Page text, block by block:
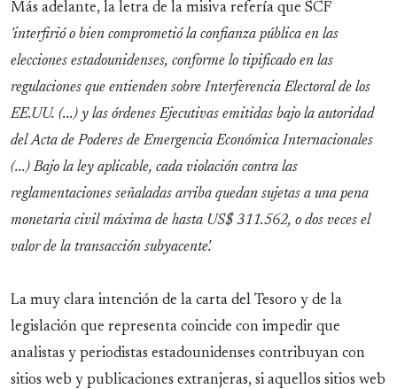
Más adelante, la letra de la misiva refería que SCF
'interfirió o bien comprometió la confianza pública en las
elecciones estadounidenses, conforme lo tipificado en las
regulaciones que entienden sobre Interferencia Electoral de los
EE.UU. (...) y las órdenes Ejecutivas emitidas bajo la autoridad
del Acta de Poderes de Emergencia Económica Internacionales
(...) Bajo la ley aplicable, cada violación contra las
reglamentaciones señaladas arriba quedan sujetas a una pena
monetaria civil máxima de hasta US$ 311.562, o dos veces el
valor de la transacción subyacente'.
La muy clara intención de la carta del Tesoro y de la
legislación que representa coincide con impedir que
analistas y periodistas estadounidenses contribuyan con
sitios web y publicaciones extranjeras, si aquellos sitios web